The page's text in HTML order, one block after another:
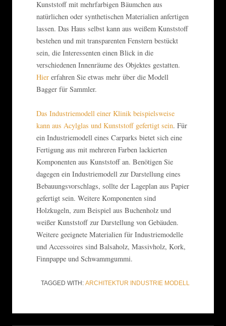
Kunststoff mit mehrfarbigen Bäumchen aus
natürlichen oder synthetischen Materialien anfertigen
lassen. Das Haus selbst kann aus weißem Kunststoff
bestehen und mit transparenten Fenstern bestückt
sein, die Interessenten einen Blick in die
verschiedenen Innenräume des Objektes gestatten.
Hier erfahren Sie etwas mehr über die Modell
Bagger für Sammler.
Das Industriemodell einer Klinik beispielsweise
kann aus Acylglas und Kunststoff gefertigt sein. Für
ein Industriemodell eines Carparks bietet sich eine
Fertigung aus mit mehreren Farben lackierten
Komponenten aus Kunststoff an. Benötigen Sie
dagegen ein Industriemodell zur Darstellung eines
Bebauungsvorschlags, sollte der Lageplan aus Papier
gefertigt sein. Weitere Komponenten sind
Holzkugeln, zum Beispiel aus Buchenholz und
weißer Kunststoff zur Darstellung von Gebäuden.
Weitere geeignete Materialien für Industriemodelle
und Accessoires sind Balsaholz, Massivholz, Kork,
Finnpappe und Schwammgummi.
TAGGED WITH: ARCHITEKTUR INDUSTRIE MODELL